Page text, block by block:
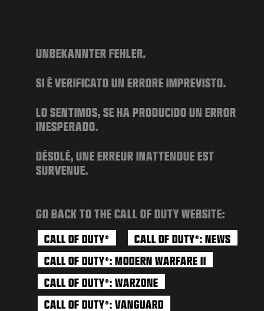
ESPORTS
SUPORTE
INSCREVER-SE
UNBEKANNTER FEHLER.
SI È VERIFICATO UN ERRORE IMPREVISTO.
LO SENTIMOS, SE HA PRODUCIDO UN ERROR
INESPERADO.
DÉSOLÉ, UNE ERREUR INATTENDUE EST
SURVENUE.
GO BACK TO THE CALL OF DUTY WEBSITE:
CALL OF DUTY® CALL OF DUTY®: NEWS
CALL OF DUTY®: MODERN WARFARE II
CALL OF DUTY®: WARZONE
CALL OF DUTY®: VANGUARD